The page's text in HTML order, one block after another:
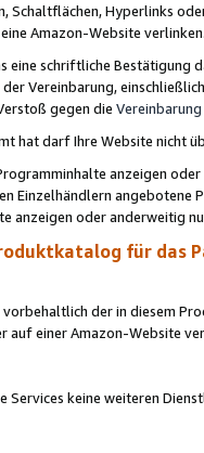
Schaltflächen, Hyperlinks
Amazon-Website
eine schriftliche
Vereinbarung,
gegen die Vereinbarung
hat darf Ihre Website nicht
anzeigen
Einzelhändlern
anzeigen oder anderweitig
für das
der in diesem
auf einer Amazon-Website
Services keine weiteren